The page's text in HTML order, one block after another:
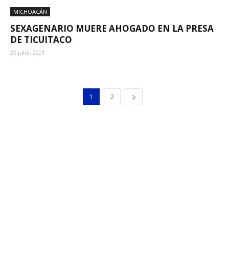
MICHOACÁN
SEXAGENARIO MUERE AHOGADO EN LA PRESA
DE TICUITACO
26 julio, 2021
1 2